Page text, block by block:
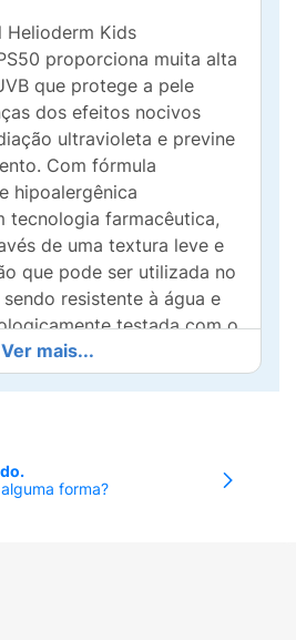
Kids
proporciona muita alta
que protege a pele
dos efeitos nocivos
ultravioleta e previne
Com fórmula
hipoalergênica
tecnologia farmacêutica,
de uma textura leve e
que pode ser utilizada no
resistente à água e
testada com o
de pediatras. Ideal para o
a partir de 9 meses.
1: Proteção +
proteção UVB + UVA
Testado.Aprovado
Ver mais...
forma?